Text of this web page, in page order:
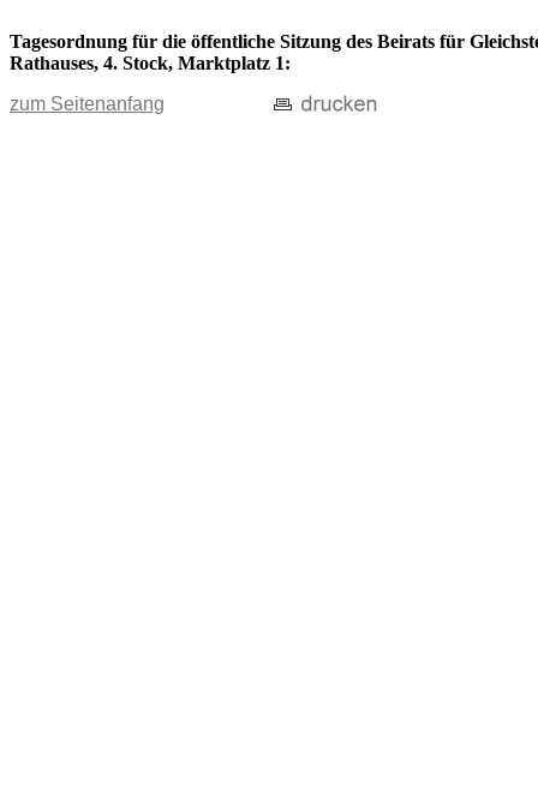
Tagesordnung für die öffentliche Sitzung des Beirats für
Rathauses, 4. Stock, Marktplatz 1:
zum Seitenanfang